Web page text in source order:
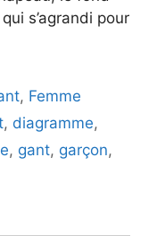
s’agrandi pour
, Femme
, diagramme,
, gant, garçon,